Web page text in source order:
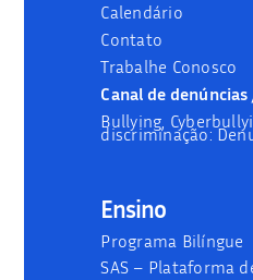
Calendário
Contato
Trabalhe Conosco
Canal de
Bullying,
discriminação:
Ensino
Programa Bilíngue
SAS – Plataforma